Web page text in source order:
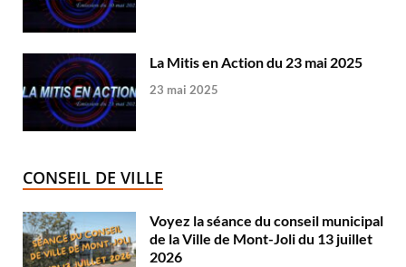
La Mitis en Action du 23 mai 2025
23 mai 2025
CONSEIL DE VILLE
Voyez la séance du conseil municipal
de la Ville de Mont-Joli du 13 juillet
2026